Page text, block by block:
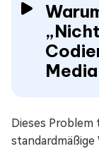
Dieses
standardmäßige